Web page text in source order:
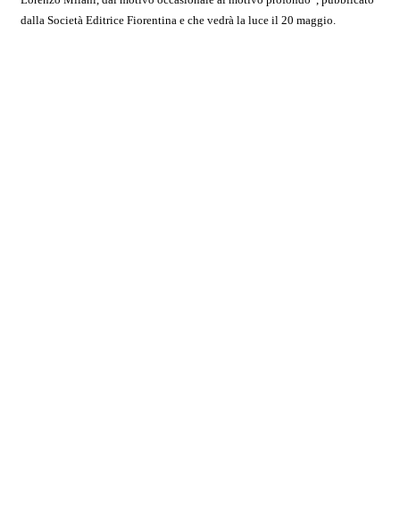
dalla Società Editrice Fiorentina e che vedrà la luce il 20 maggio.